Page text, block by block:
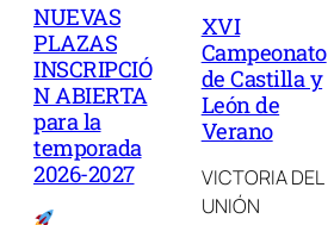
NUEVAS
PLAZAS
INSCRIPCIÓ
N ABIERTA
para la
temporada
2026-2027
XVI
Campeonato
de Castilla y
León de
Verano
VICTORIA DEL
UNIÓN